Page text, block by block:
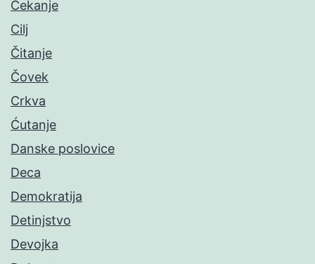
Čekanje
Cilj
Čitanje
Čovek
Crkva
Ćutanje
Danske poslovice
Deca
Demokratija
Detinjstvo
Devojka